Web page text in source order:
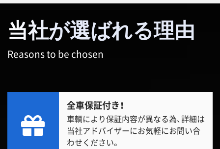
当社が選ばれる理由
Reasons to be chosen
全車保証付き！
車輌により保証内容が異なる為、詳細は
当社アドバイザーにお気軽にお問い合
わせください。